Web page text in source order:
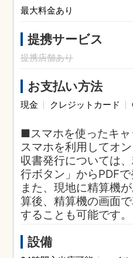
最大料金あり
提携サービス
提携店舗あり
お支払い方法
現金 クレジットカード
■スマホを使ったキ
スマホを利用してオ
収書発行については
行ボタン」からPDF
また、現地に精算機
算後、精算機の画面
することも可能です。
設備